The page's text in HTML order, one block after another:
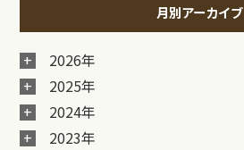
月別アーカイブ
2026年
2025年
2024年
2023年